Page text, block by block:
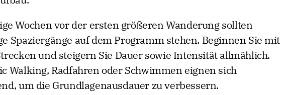
Wochen vor der ersten größeren Wanderung sollten
Spaziergänge auf dem Programm stehen. Beginnen Sie mit
und steigern Sie Dauer sowie Intensität allmählich.
Walking, Radfahren oder Schwimmen eignen sich
um die Grundlagenausdauer zu verbessern.